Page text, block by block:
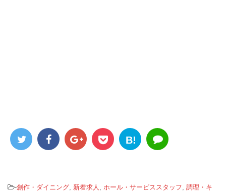
B!
-創作・ダイニング, 新着求人 , ホール・サービススタッフ, 調理・キ